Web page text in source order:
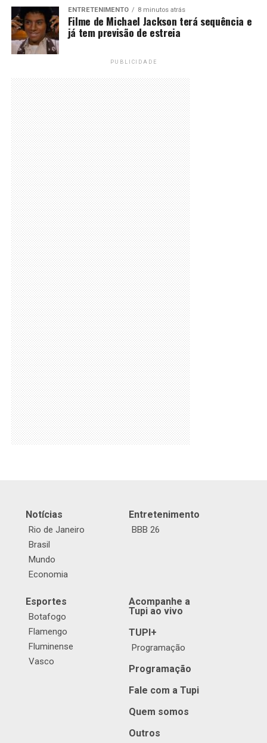
ENTRETENIMENTO 8 minutos atrás
Filme de Michael Jackson terá sequência e
já tem previsão de estreia
PUBLICIDADE
Notícias
Rio de Janeiro
Brasil
Mundo
Economia
Entretenimento
BBB 26
Esportes
Botafogo
Flamengo
Fluminense
Vasco
Acompanhe a
Tupi ao vivo
TUPI+
Programação
Programação
Fale com a Tupi
Quem somos
Outros